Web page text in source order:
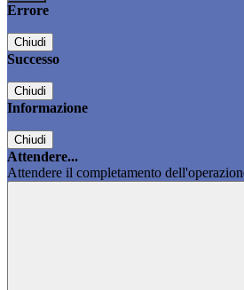
Errore
Chiudi
Successo
Chiudi
Informazione
Chiudi
Attendere...
Attendere il completamento